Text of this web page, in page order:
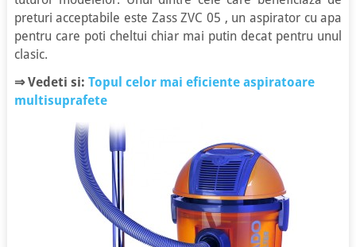
preturi acceptabile este Zass ZVC 05 , un aspirator cu apa
pentru care poti cheltui chiar mai putin decat pentru unul
clasic.
⇒Vedeti si: Topul celor mai eficiente aspiratoare
multisuprafete